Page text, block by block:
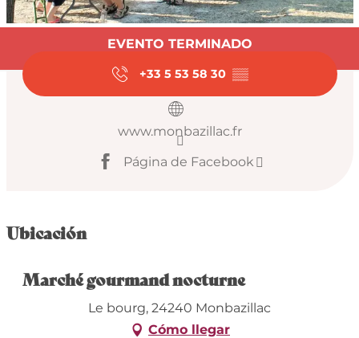
Horarios y datos
EVENTO TERMINADO
+33 5 53 58 30 ▒▒
www.monbazillac.fr
Página de Facebook
Ubicación
Marché gourmand nocturne
Le bourg, 24240 Monbazillac
Cómo llegar